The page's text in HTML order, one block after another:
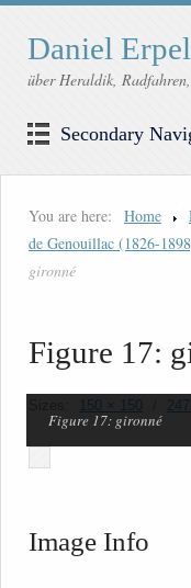
Daniel
über Heraldik,
Secondary
You are here: Home
de Genouillac (1826-
gironné
Figure 17:
150 × 150
Figure 17: gironné
Image Info